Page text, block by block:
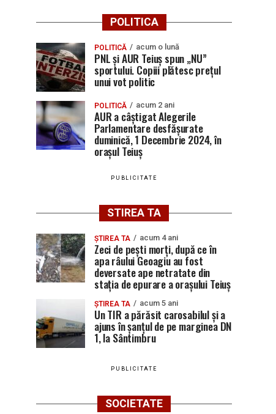
POLITICA
POLITICĂ acum o lună
PNL și AUR Teiuș spun „NU”
sportului. Copiii plătesc prețul
unui vot politic
POLITICĂ acum 2 ani
AUR a câștigat Alegerile
Parlamentare desfășurate
duminică, 1 Decembrie 2024, în
orașul Teiuș
PUBLICITATE
STIREA TA
ȘTIREA TA acum 4 ani
Zeci de pești morți, după ce în
apa râului Geoagiu au fost
deversate ape netratate din
stația de epurare a orașului Teiuș
ȘTIREA TA acum 5 ani
Un TIR a părăsit carosabilul și a
ajuns în șanțul de pe marginea DN
1, la Sântimbru
PUBLICITATE
SOCIETATE